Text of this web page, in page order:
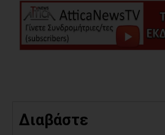
Διαβάστε